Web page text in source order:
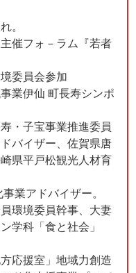
。
催フォ－ラム『若者
委員会参加
業伊仙 町長寿シンポ
・子宝事業推進委員
バイザー、佐賀県唐
県平戸松観光人材育
ドバイザー。
環境委員幹事、大妻
学科「食と社会」
応援室」地域力創造